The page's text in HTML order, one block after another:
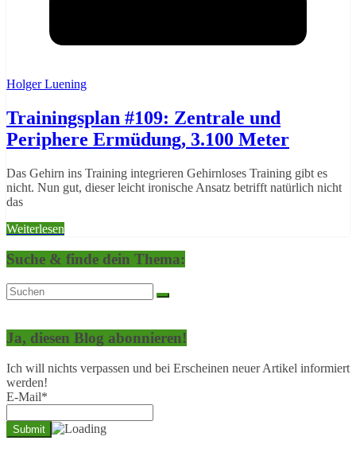
Holger Luening
Trainingsplan #109: Zentrale und
Periphere Ermüdung, 3.100 Meter
Das Gehirn ins Training integrieren Gehirnloses Training gibt es
nicht. Nun gut, dieser leicht ironische Ansatz betrifft natürlich nicht
das
Weiterlesen
Suche & finde dein Thema:
Ja, diesen Blog abonnieren!
Ich will nichts verpassen und bei Erscheinen neuer Artikel informiert
werden!
E-Mail*